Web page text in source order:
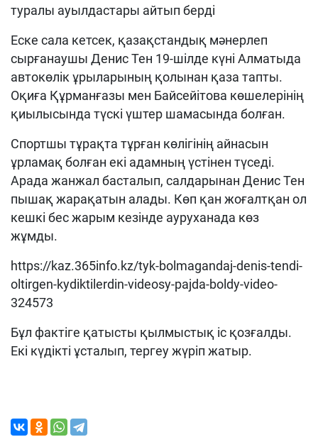
туралы ауылдастары айтып берді
Еске сала кетсек, қазақстандық мәнерлеп
сырғанаушы Денис Тен 19-шілде күні Алматыда
автокөлік ұрыларының қолынан қаза тапты.
Оқиға Құрманғазы мен Байсейітова көшелерінің
қиылысында түскі үштер шамасында болған.
Спортшы тұрақта тұрған көлігінің айнасын
ұрламақ болған екі адамның үстінен түседі.
Арада жанжал басталып, салдарынан Денис Тен
пышақ жарақатын алады. Көп қан жоғалтқан ол
кешкі бес жарым кезінде ауруханада көз
жұмды.
https://kaz.365info.kz/tyk-bolmagandaj-denis-tendi-
oltirgen-kydiktilerdin-videosy-pajda-boldy-video-
324573
Бұл фактіге қатысты қылмыстық іс қозғалды.
Екі күдікті ұсталып, тергеу жүріп жатыр.